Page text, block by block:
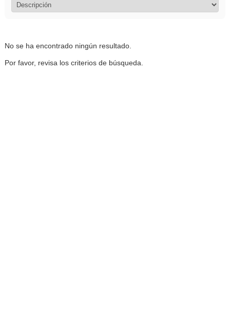
No se ha encontrado ningún resultado.
Por favor, revisa los criterios de búsqueda.